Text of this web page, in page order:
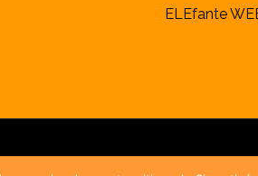
ELEfante